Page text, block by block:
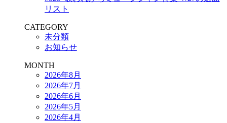
リスト
CATEGORY
未分類
お知らせ
MONTH
2026年8月
2026年7月
2026年6月
2026年5月
2026年4月